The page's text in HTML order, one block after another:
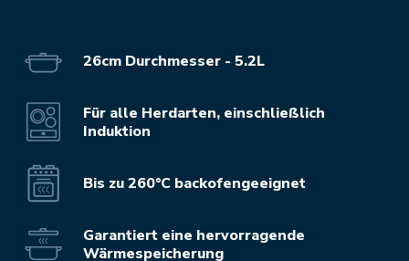
26cm Durchmesser - 5.2L
Für alle Herdarten, einschließlich
Induktion
Bis zu 260°C backofengeeignet
Garantiert eine hervorragende
Wärmespeicherung